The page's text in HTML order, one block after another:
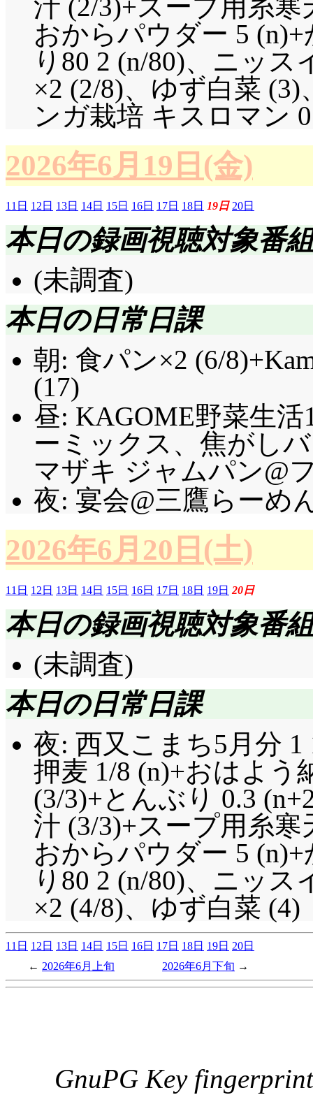
汁 (2/3)+スープ用糸
おからパウダー 5
り80 2 (n/80)、ニッ
×2 (2/8)、ゆず白菜
ンガ栽培 キスロマン
2026年6月19日(金)
11日 12日 13日 14日 15日 16日 17日 18日 19日 20日
本日の録画視聴対象番組
(未調査)
本日の日常日課
朝: 食パン×2 (6/
(17)
昼: KAGOME野菜生
ーミックス、焦がし
マザキ ジャムパン@
夜: 宴会@三鷹らーめ
2026年6月20日(土)
11日 12日 13日 14日 15日 16日 17日 18日 19日 20日
本日の録画視聴対象番組
(未調査)
本日の日常日課
夜: 西又こまち5月分 1
押麦 1/8 (n)+おはよう
(3/3)+とんぶり 0.3
汁 (3/3)+スープ用糸
おからパウダー 5
り80 2 (n/80)、ニッ
×2 (4/8)、ゆず白菜 (4)
11日 12日 13日 14日 15日 16日 17日 18日 19日 20日
2026年6月上旬
2026年6月下旬
GnuPG Key